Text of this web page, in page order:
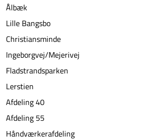
Ålbæk
Lille Bangsbo
Christiansminde
Ingeborgvej/Mejerivej
Fladstrandsparken
Lerstien
Afdeling 40
Afdeling 55
Håndværkerafdeling